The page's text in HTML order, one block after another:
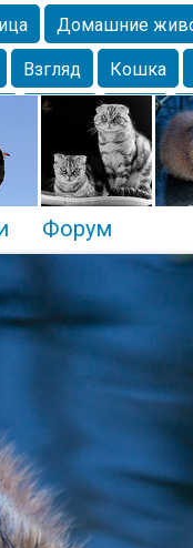
Домашние
Взгляд Кошка
Белка Зима
Насекомое Коты
Форум